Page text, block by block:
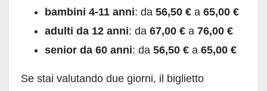
bambini 4-11 anni: da 56,50 € a 65,00 €
adulti da 12 anni: da 67,00 € a 76,00 €
senior da 60 anni: da 56,50 € a 65,00 €
Se stai valutando due giorni, il biglietto